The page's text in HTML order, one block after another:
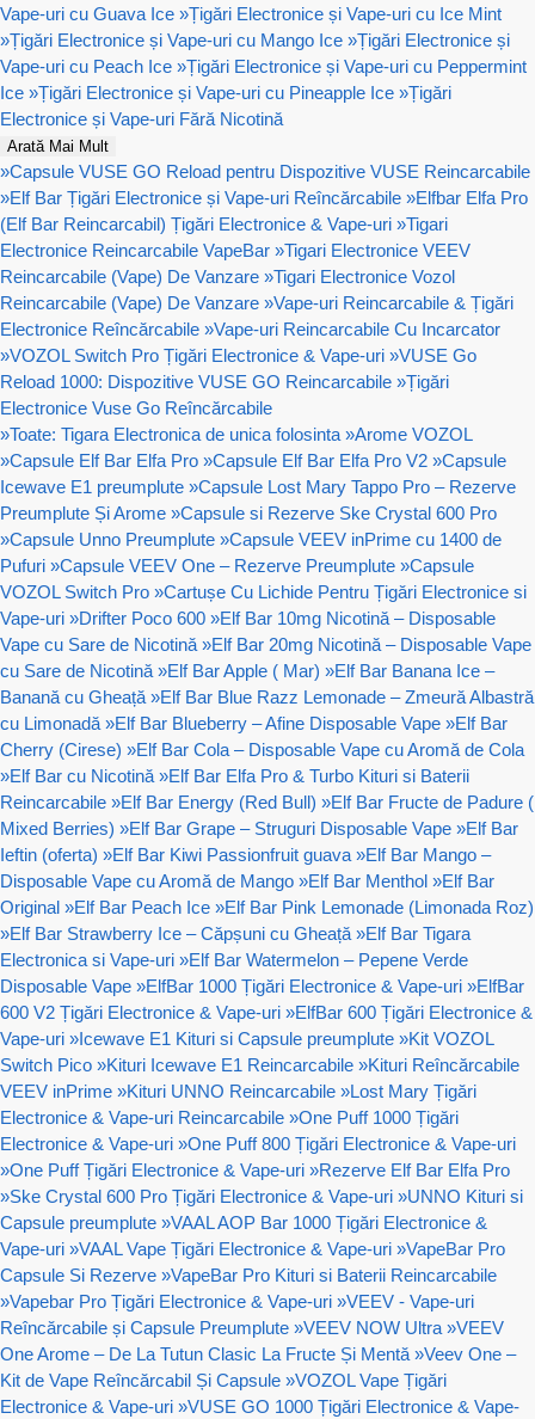
Vape-uri cu Guava Ice »Țigări Electronice și Vape-uri cu Ice Mint
»Țigări Electronice și Vape-uri cu Mango Ice »Țigări Electronice și
Vape-uri cu Peach Ice »Țigări Electronice și Vape-uri cu Peppermint
Ice »Țigări Electronice și Vape-uri cu Pineapple Ice »Țigări
Electronice și Vape-uri Fără Nicotină
Arată Mai Mult
»Capsule VUSE GO Reload pentru Dispozitive VUSE Reincarcabile
»Elf Bar Țigări Electronice și Vape-uri Reîncărcabile »Elfbar Elfa Pro
(Elf Bar Reincarcabil) Țigări Electronice & Vape-uri »Tigari
Electronice Reincarcabile VapeBar »Tigari Electronice VEEV
Reincarcabile (Vape) De Vanzare »Tigari Electronice Vozol
Reincarcabile (Vape) De Vanzare »Vape-uri Reincarcabile & Țigări
Electronice Reîncărcabile »Vape-uri Reincarcabile Cu Incarcator
»VOZOL Switch Pro Țigări Electronice & Vape-uri »VUSE Go
Reload 1000: Dispozitive VUSE GO Reincarcabile »Țigări
Electronice Vuse Go Reîncărcabile
»Toate: Tigara Electronica de unica folosinta »Arome VOZOL
»Capsule Elf Bar Elfa Pro »Capsule Elf Bar Elfa Pro V2 »Capsule
Icewave E1 preumplute »Capsule Lost Mary Tappo Pro – Rezerve
Preumplute Și Arome »Capsule si Rezerve Ske Crystal 600 Pro
»Capsule Unno Preumplute »Capsule VEEV inPrime cu 1400 de
Pufuri »Capsule VEEV One – Rezerve Preumplute »Capsule
VOZOL Switch Pro »Cartușe Cu Lichide Pentru Țigări Electronice si
Vape-uri »Drifter Poco 600 »Elf Bar 10mg Nicotină – Disposable
Vape cu Sare de Nicotină »Elf Bar 20mg Nicotină – Disposable Vape
cu Sare de Nicotină »Elf Bar Apple ( Mar) »Elf Bar Banana Ice –
Banană cu Gheață »Elf Bar Blue Razz Lemonade – Zmeură Albastră
cu Limonadă »Elf Bar Blueberry – Afine Disposable Vape »Elf Bar
Cherry (Cirese) »Elf Bar Cola – Disposable Vape cu Aromă de Cola
»Elf Bar cu Nicotină »Elf Bar Elfa Pro & Turbo Kituri si Baterii
Reincarcabile »Elf Bar Energy (Red Bull) »Elf Bar Fructe de Padure (
Mixed Berries) »Elf Bar Grape – Struguri Disposable Vape »Elf Bar
Ieftin (oferta) »Elf Bar Kiwi Passionfruit guava »Elf Bar Mango –
Disposable Vape cu Aromă de Mango »Elf Bar Menthol »Elf Bar
Original »Elf Bar Peach Ice »Elf Bar Pink Lemonade (Limonada Roz)
»Elf Bar Strawberry Ice – Căpșuni cu Gheață »Elf Bar Tigara
Electronica si Vape-uri »Elf Bar Watermelon – Pepene Verde
Disposable Vape »ElfBar 1000 Țigări Electronice & Vape-uri »ElfBar
600 V2 Țigări Electronice & Vape-uri »ElfBar 600 Țigări Electronice &
Vape-uri »Icewave E1 Kituri si Capsule preumplute »Kit VOZOL
Switch Pico »Kituri Icewave E1 Reincarcabile »Kituri Reîncărcabile
VEEV inPrime »Kituri UNNO Reincarcabile »Lost Mary Țigări
Electronice & Vape-uri Reincarcabile »One Puff 1000 Țigări
Electronice & Vape-uri »One Puff 800 Țigări Electronice & Vape-uri
»One Puff Țigări Electronice & Vape-uri »Rezerve Elf Bar Elfa Pro
»Ske Crystal 600 Pro Țigări Electronice & Vape-uri »UNNO Kituri si
Capsule preumplute »VAAL AOP Bar 1000 Țigări Electronice &
Vape-uri »VAAL Vape Țigări Electronice & Vape-uri »VapeBar Pro
Capsule Si Rezerve »VapeBar Pro Kituri si Baterii Reincarcabile
»Vapebar Pro Țigări Electronice & Vape-uri »VEEV - Vape-uri
Reîncărcabile și Capsule Preumplute »VEEV NOW Ultra »VEEV
One Arome – De La Tutun Clasic La Fructe Și Mentă »Veev One –
Kit de Vape Reîncărcabil Și Capsule »VOZOL Vape Țigări
Electronice & Vape-uri »VUSE GO 1000 Țigări Electronice & Vape-